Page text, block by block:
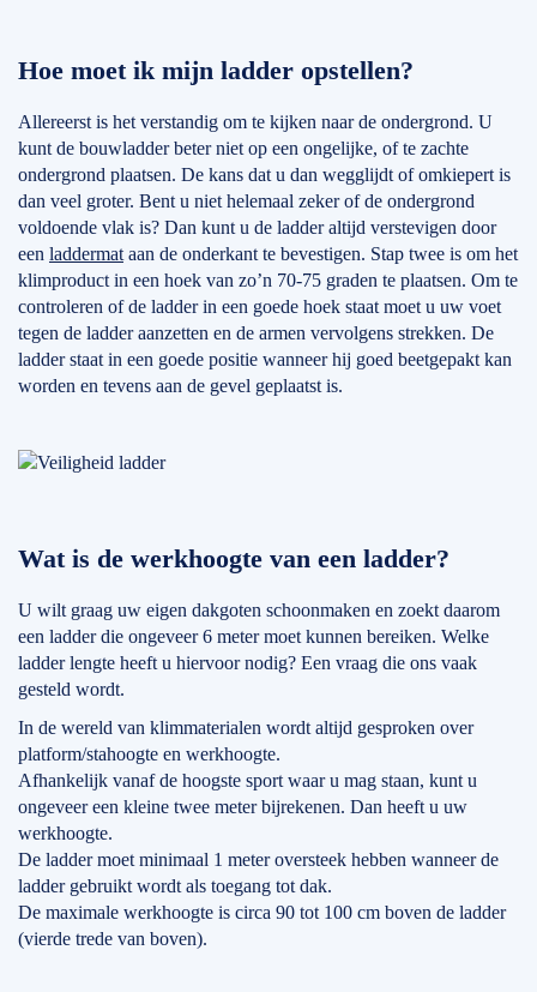
Hoe moet ik mijn ladder opstellen?
Allereerst is het verstandig om te kijken naar de ondergrond. U
kunt de bouwladder beter niet op een ongelijke, of te zachte
ondergrond plaatsen. De kans dat u dan wegglijdt of omkiepert is
dan veel groter. Bent u niet helemaal zeker of de ondergrond
voldoende vlak is? Dan kunt u de ladder altijd verstevigen door
een laddermat aan de onderkant te bevestigen. Stap twee is om het
klimproduct in een hoek van zo’n 70-75 graden te plaatsen. Om te
controleren of de ladder in een goede hoek staat moet u uw voet
tegen de ladder aanzetten en de armen vervolgens strekken. De
ladder staat in een goede positie wanneer hij goed beetgepakt kan
worden en tevens aan de gevel geplaatst is.
Wat is de werkhoogte van een ladder?
U wilt graag uw eigen dakgoten schoonmaken en zoekt daarom
een ladder die ongeveer 6 meter moet kunnen bereiken. Welke
ladder lengte heeft u hiervoor nodig? Een vraag die ons vaak
gesteld wordt.
In de wereld van klimmaterialen wordt altijd gesproken over
platform/stahoogte en werkhoogte.
Afhankelijk vanaf de hoogste sport waar u mag staan, kunt u
ongeveer een kleine twee meter bijrekenen. Dan heeft u uw
werkhoogte.
De ladder moet minimaal 1 meter oversteek hebben wanneer de
ladder gebruikt wordt als toegang tot dak.
De maximale werkhoogte is circa 90 tot 100 cm boven de ladder
(vierde trede van boven).